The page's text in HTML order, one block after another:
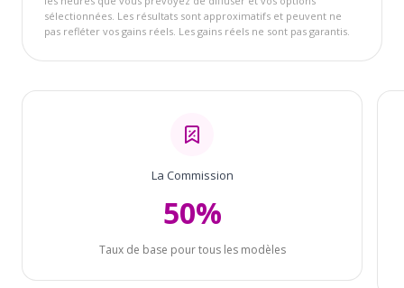
sélectionnées. Les résultats sont approximatifs et peuvent ne
pas refléter vos gains réels. Les gains réels ne sont pas garantis.
La Commission
50%
Taux de base pour tous les modèles